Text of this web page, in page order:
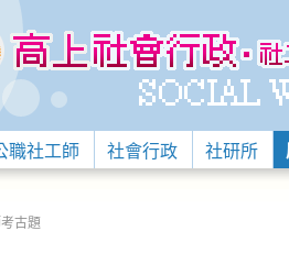
職社工師 社會行政 社研所
古題